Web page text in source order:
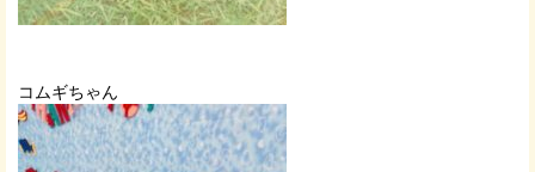
コムギちゃん